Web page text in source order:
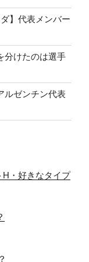
】代表メンバー
分けたのは選手
ルゼンチン代表
H・好きなタイプ